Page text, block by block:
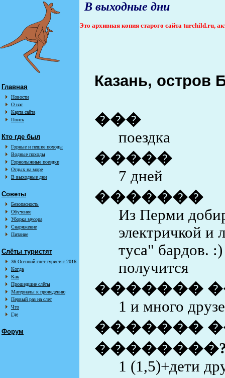
Главная
Новости
О нас
Карта сайта
Поиск
Кто где был
Горные и пешие походы
Водные походы
Горнолыжные поездки
Отдых на море
В выходные дни
Советы
Безопасность
Обучение
Уборка мусора
Снаряжение
Питание
Слёты туристят
36 Осенний слет туристят 2016
Когда
Как
Прошедшие слёты
Материалы к проведению
Первый раз на слет
Что
Где
Форум
В выходные дни
Это архивная копия старого сайта turchild.ru,
Казань, остров
���
поездка
�����
7 дней
�������
Из Перми
электричкой и
туса" бардов.
получится
�������
1 и много
�������
1 (1,5)+дети